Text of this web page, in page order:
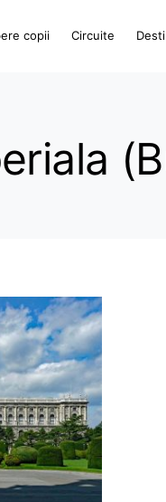
copii Circuite